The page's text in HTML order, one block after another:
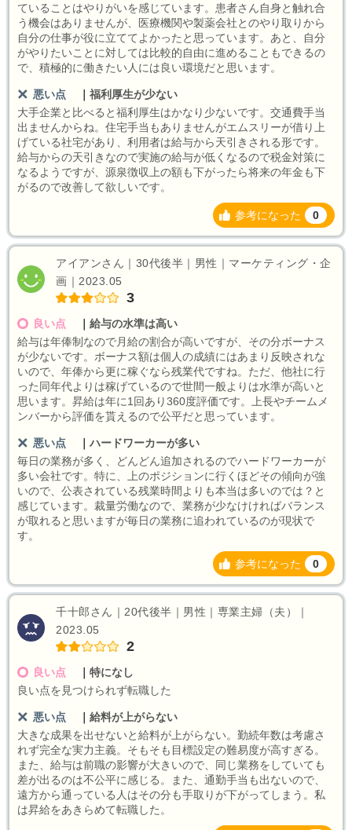
ていることはやりがいを感じています。患者さん自身と触れ合
う機会はありませんが、医療機関や製薬会社とのやり取りから
自分の仕事が役に立ててよかったと思っています。あと、自分
がやりたいことに対しては比較的自由に進めることもできるの
で、積極的に働きたい人には良い環境だと思います。
悪い点
福利厚生が少ない
大手企業と比べると福利厚生はかなり少ないです。交通費手当
出ませんからね。住宅手当もありませんがエムスリーが借り上
げている社宅があり、利用者は給与から天引きされる形です。
給与からの天引きなので実施の給与が低くなるので税金対策に
なるようですが、源泉徴収上の額も下がったら将来の年金も下
がるので改善して欲しいです。
参考になった 0
アイアンさん｜30代後半｜男性｜マーケティング・企
画｜2023.05
3
良い点
給与の水準は高い
給与は年俸制なので月給の割合が高いですが、その分ボーナス
が少ないです。ボーナス額は個人の成績にはあまり反映されな
いので、年俸から更に稼ぐなら残業代ですね。ただ、他社に行
った同年代よりは稼げているので世間一般よりは水準が高いと
思います。昇給は年に1回あり360度評価です。上長やチームメ
ンバーから評価を貰えるので公平だと思っています。
悪い点
ハードワーカーが多い
毎日の業務が多く、どんどん追加されるのでハードワーカーが
多い会社です。特に、上のポジションに行くほどその傾向が強
いので、公表されている残業時間よりも本当は多いのでは？と
感じています。裁量労働なので、業務が少なけければバランス
が取れると思いますが毎日の業務に追われているのが現状で
す。
参考になった 0
千十郎さん｜20代後半｜男性｜専業主婦（夫）｜
2023.05
2
良い点
特になし
良い点を見つけられず転職した
悪い点
給料が上がらない
大きな成果を出せないと給料が上がらない。勤続年数は考慮さ
れず完全な実力主義。そもそも目標設定の難易度が高すぎる。
また、給与は前職の影響が大きいので、同じ業務をしていても
差が出るのは不公平に感じる。また、通勤手当も出ないので、
遠方から通っている人はその分も手取りが下がってしまう。私
は昇給をあきらめて転職した。